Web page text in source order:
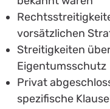
vorsätzlichen
Streitigkeiten
Eigentumsschutz
Privat
spezifische